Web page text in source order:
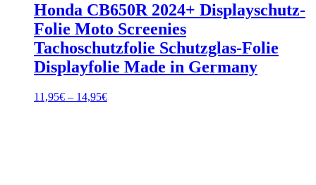
Honda CB650R 2024+ Displayschutz-
Folie Moto Screenies
Tachoschutzfolie Schutzglas-Folie
Displayfolie Made in Germany
11,95€ – 14,95€Preisspanne: